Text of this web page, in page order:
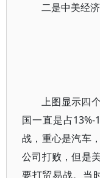
二是中美经
上图显示四
国一直是占
战，重心是汽车
公司打败，但是
要打贸易战。当